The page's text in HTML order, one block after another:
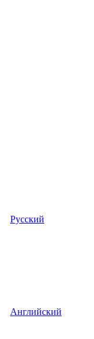
Русский
Английский